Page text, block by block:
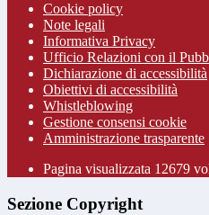
Cookie policy
Note legali
Informativa Privacy
Ufficio Relazioni con il
Dichiarazione di accessibilità
Obiettivi di accessibilità
Whistleblowing
Gestione consensi cookie
Amministrazione trasparente
Pagina visualizzata 12679
Sezione Copyright